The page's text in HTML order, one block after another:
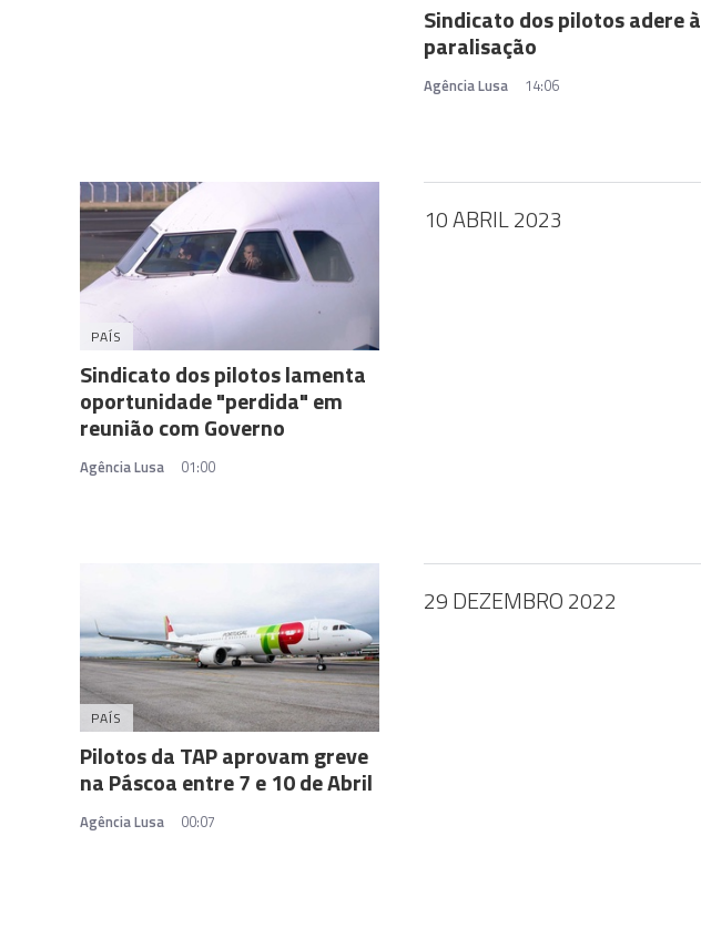
Sindicato dos pilotos adere à
paralisação
Agência Lusa 14:06
PAÍS
Sindicato dos pilotos lamenta
oportunidade "perdida" em
reunião com Governo
Agência Lusa 01:00
10 ABRIL 2023
PAÍS
Pilotos da TAP aprovam greve
na Páscoa entre 7 e 10 de Abril
Agência Lusa 00:07
29 DEZEMBRO 2022